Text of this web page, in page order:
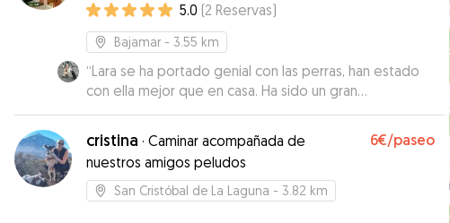
5.0 (2 Reservas)
Bajamar - 3.55 km
“Lara se ha portado genial con las perras, han estado
con ella mejor que en casa. Ha sido un gran
descubrimiento”
cristina · Caminar acompañada de
nuestros amigos peludos
6€/paseo
San Cristóbal de La Laguna - 3.82 km